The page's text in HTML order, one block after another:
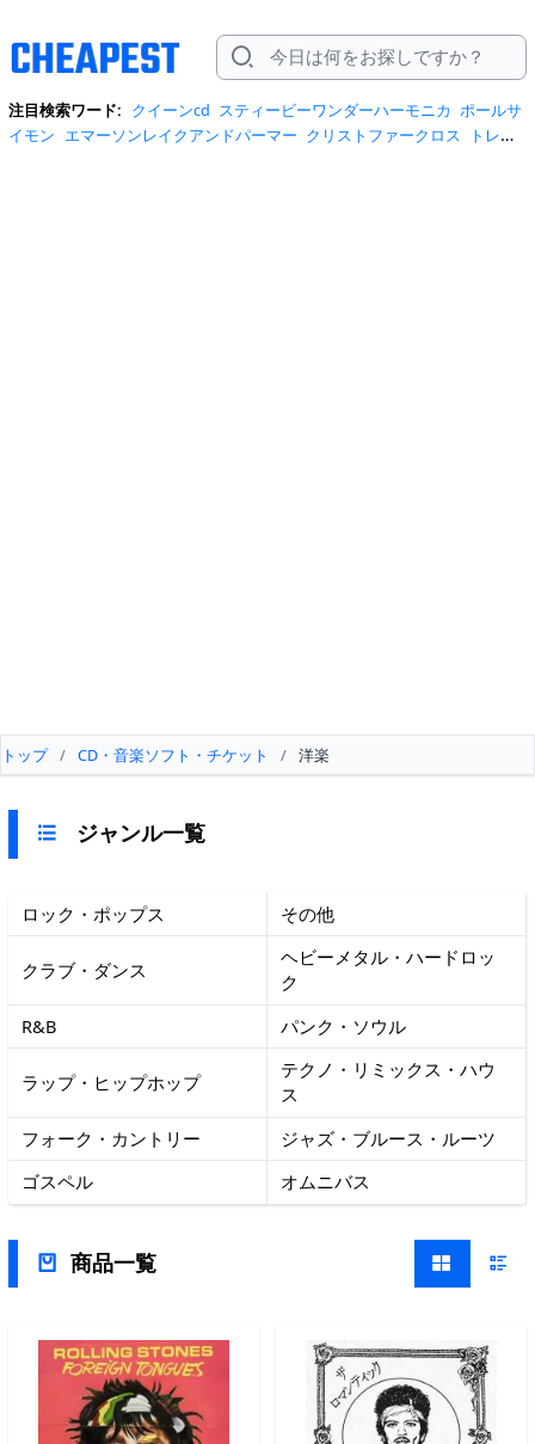
注目検索ワード: クイーンcd スティービーワンダーハーモニカ ポールサ
イモン エマーソンレイクアンドパーマー クリストファークロス
トレメ
トップ / CD・音楽ソフト・チケット / 洋楽
ジャンル一覧
ロック・ポップス その他
クラブ・ダンス
ヘビーメタル・ハードロッ
ク
R&B
パンク・ソウル
ラップ・ヒップホップ
テクノ・リミックス・ハウ
ス
フォーク・カントリー
ジャズ・ブルース・ルーツ
ゴスペル
オムニバス
商品一覧